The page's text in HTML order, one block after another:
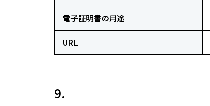
電子証明書の用途
URL
9.